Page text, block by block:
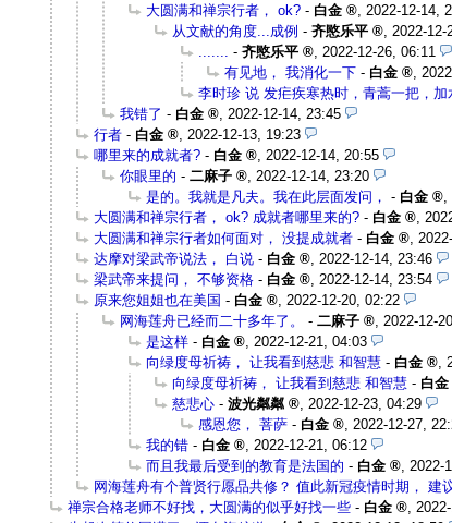
大圆满和禅宗行者， ok? - 白金
2022-12-14,
从文献的角度...成例 -齐愍乐平
2022-12-
-齐愍乐平
2022-12-26, 06:11
有见地， 我消化一下 - 白金
李时珍 说 发疟疾寒热时，青蒿一把，加
我错了 - 白金
2022-12-14, 23:45
行者 - 白金
2022-12-13, 19:23
哪里来的成就者? - 白金
2022-12-14, 20:55
你眼里的 - 二麻子
2022-12-14, 23:20
是的。我就是凡夫。我在此层面发问， - 白金
大圆满和禅宗行者， ok? 成就者哪里来的? - 白金
大圆满和禅宗行者如何面对， 没提成就者 - 白金
达摩对梁武帝说法， 白说 - 白金
2022-12-14, 23:46
梁武帝来提问， 不够资格 - 白金
2022-12-14, 23:54
原来您姐姐也在美国 - 白金
2022-12-20, 02:22
网海莲舟已经而二十多年了。
- 二麻子
2022-12-
是这样 - 白金
2022-12-21, 04:03
向绿度母祈祷， 让我看到慈悲 和智慧 - 白金
向绿度母祈祷， 让我看到慈悲 和智慧 - 白金
慈悲心 - 波光粼粼
2022-12-23, 04:29
感恩您， 菩萨 - 白金
2022-12-27,
我的错 - 白金
2022-12-21, 06:12
而且我最后受到的教育是法国的 - 白金
2022-
网海莲舟有个普贤行愿品共修？ 值此新冠疫情时期， 建
禅宗合格老师不好找，大圆满的似乎好找一些 - 白金